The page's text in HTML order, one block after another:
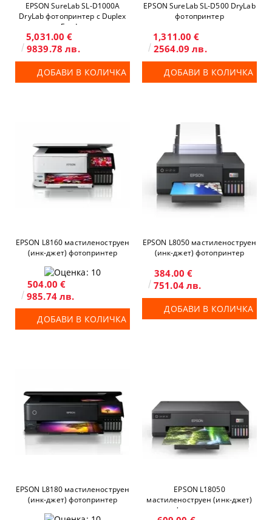
EPSON SureLab SL-D1000A
DryLab фотопринтер с Duplex
Feeder
5,031.00 €
9839.78 лв.
ДОБАВИ В КОЛИЧКА
EPSON SureLab SL-D500 DryLab
фотопринтер
1,311.00 €
2564.09 лв.
ДОБАВИ В КОЛИЧКА
EPSON L8160 мастиленоструен
(инк-джет) фотопринтер
504.00 €
985.74 лв.
ДОБАВИ В КОЛИЧКА
EPSON L8050 мастиленоструен
(инк-джет) фотопринтер
384.00 €
751.04 лв.
ДОБАВИ В КОЛИЧКА
EPSON L8180 мастиленоструен
(инк-джет) фотопринтер
EPSON L18050
мастиленоструен (инк-джет)
фотопринтер